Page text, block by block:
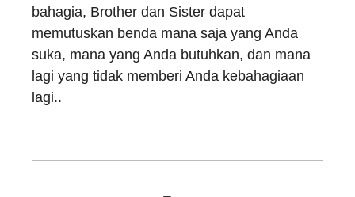
bahagia, Brother dan Sister dapat
memutuskan benda mana saja yang Anda
suka, mana yang Anda butuhkan, dan mana
lagi yang tidak memberi Anda kebahagiaan
lagi..